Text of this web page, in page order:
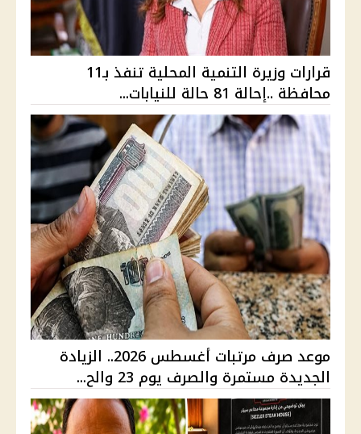
قرارات وزيرة التنمية المحلية تنفذ بـ11
محافظة ..إحالة 81 حالة للنيابات...
موعد صرف مرتبات أغسطس 2026.. الزيادة
الجديدة مستمرة والصرف يوم 23 والح...